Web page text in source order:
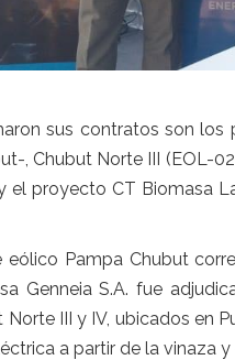
sus contratos son los
, Chubut Norte III (EOL-
el proyecto CT Biomasa
Pampa Chubut
Genneia S.A. fue
III y IV, ubicados en
a partir de la vinaza